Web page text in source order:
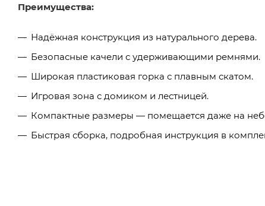
Преимущества:
Надёжная конструкция из натурального дерева.
Безопасные качели с удерживающими ремнями.
Широкая пластиковая горка с плавным скатом.
Игровая зона с домиком и лестницей.
Компактные размеры — помещается даже на
Быстрая сборка, подробная инструкция в